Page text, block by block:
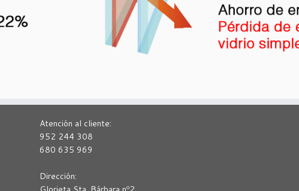
Atención al cliente:
952 244 308
680 635 969
Dirección: